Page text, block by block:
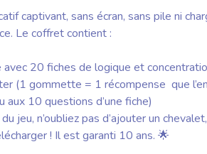
captivant, sans écran, sans pile ni
Le coffret contient :
20 fiches de logique et
(1 gommette = 1 récompense que
aux 10 questions d’une fiche)
jeu, n’oubliez pas d’ajouter un
! Il est garanti 10 ans. 🌟